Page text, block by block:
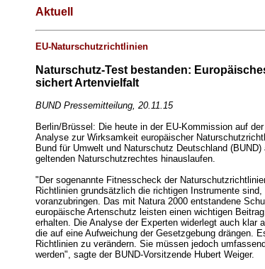
Aktuell
EU-Naturschutzrichtlinien
Naturschutz-Test bestanden:
sichert Artenvielfalt
BUND Pressemitteilung, 20.11.15
Berlin/Brüssel: Die heute in der EU-Kommission auf
Analyse zur Wirksamkeit europäischer
Bund für Umwelt und Naturschutz Deutschland
geltenden Naturschutzrechtes hinauslaufen.
"Der sogenannte Fitnesscheck der
Richtlinien grundsätzlich die richtigen Instrumente
voranzubringen. Das mit Natura 2000 entstandene
europäische Artenschutz leisten einen wichtigen
erhalten. Die Analyse der Experten widerlegt auch klar
die auf eine Aufweichung der Gesetzgebung drängen.
Richtlinien zu verändern. Sie müssen jedoch
werden", sagte der BUND-Vorsitzende Hubert Weiger.